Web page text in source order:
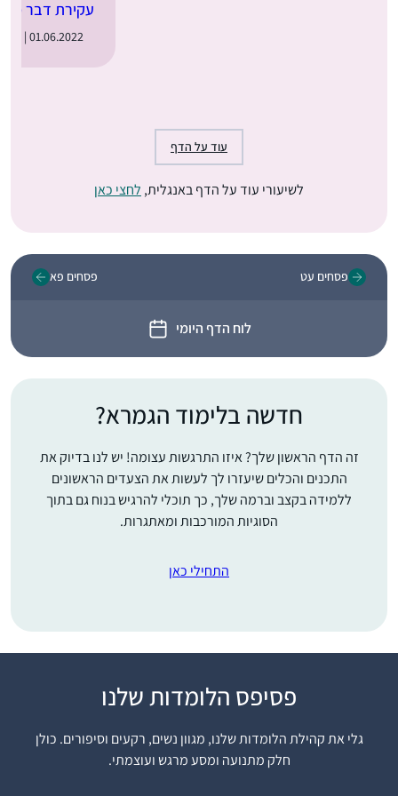
עקירת דבר מן
01.06.2022 | ב׳ בסיון תשפ״ב
עוד על הדף
לשיעורי עוד על הדף באנגלית, לחצי כאן
פסחים עט
לוח הדף היומי
פסחים פא
חדשה בלימוד הגמרא?
זה הדף הראשון שלך? איזו התרגשות עצומה! יש לנו בדיוק את
התכנים והכלים שיעזרו לך לעשות את הצעדים הראשונים
ללמידה בקצב וברמה שלך, כך תוכלי להרגיש בנוח גם בתוך
הסוגיות המורכבות ומאתגרות.
התחילי כאן
פסיפס הלומדות שלנו
גלי את קהילת הלומדות שלנו, מגוון נשים, רקעים וסיפורים. כולן
חלק מתנועה ומסע מרגש ועוצמתי.
ש”ס משנה, והתחילה
ללמוד דף יומי. אני
החלטתי שאני רוצה
ללמוד גם. בהתחלה
רננה הלמן